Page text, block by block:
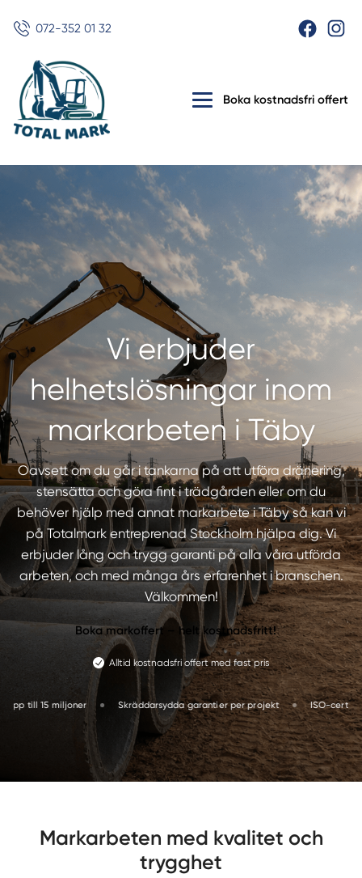
072-352 01 32
Boka kostnadsfri offert
Vi erbjuder
helhetslösningar inom
markarbeten i Täby
Oavsett om du går i tankarna på att utföra dränering,
stensätta och göra fint i trädgården eller om du
behöver hjälp med annat markarbete i Täby så kan vi
på Totalmark entreprenad Stockholm hjälpa dig. Vi
erbjuder lång och trygg garanti på alla våra utförda
arbeten, och med många års erfarenhet i branschen.
Välkommen!
Boka markoffert – helt kostnadsfritt!
Alltid kostnadsfri offert med fast pris
15 miljoner Skräddarsydda garantier per projekt ISO-certifierade
Markarbeten med kvalitet och
trygghet